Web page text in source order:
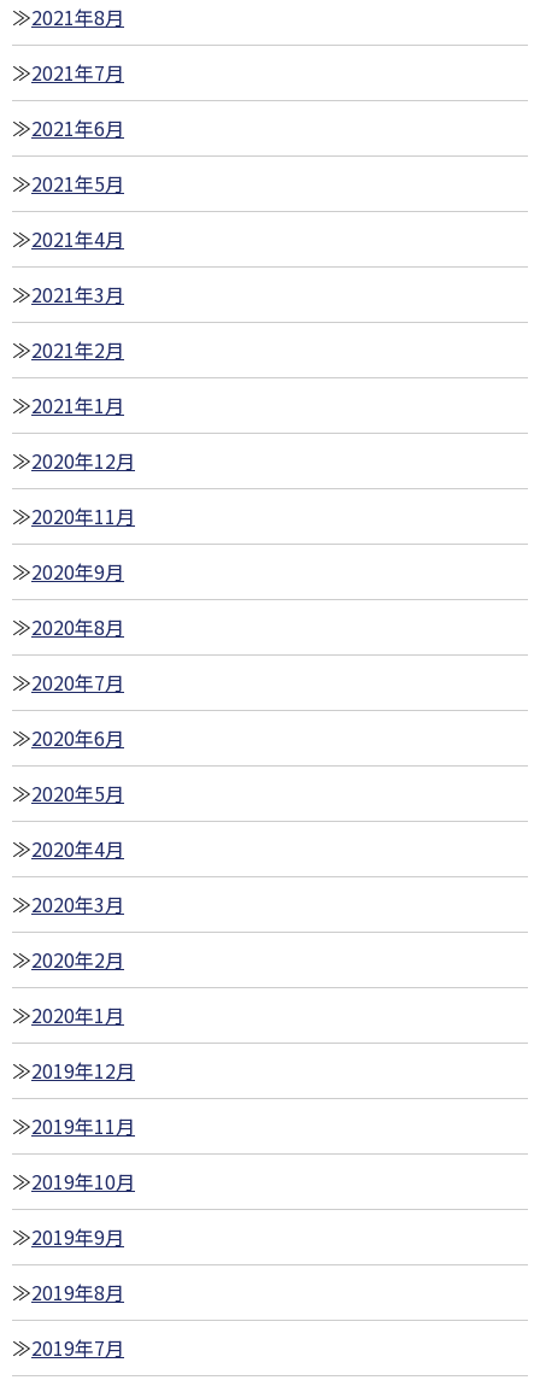
2021年8月
2021年7月
2021年6月
2021年5月
2021年4月
2021年3月
2021年2月
2021年1月
2020年12月
2020年11月
2020年9月
2020年8月
2020年7月
2020年6月
2020年5月
2020年4月
2020年3月
2020年2月
2020年1月
2019年12月
2019年11月
2019年10月
2019年9月
2019年8月
2019年7月